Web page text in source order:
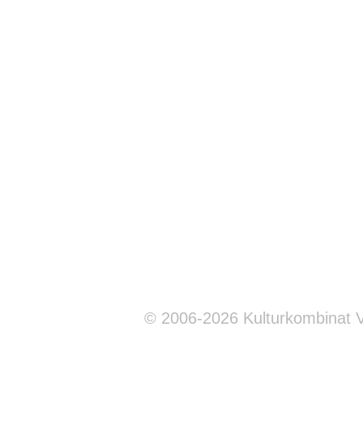
© 2006-2026